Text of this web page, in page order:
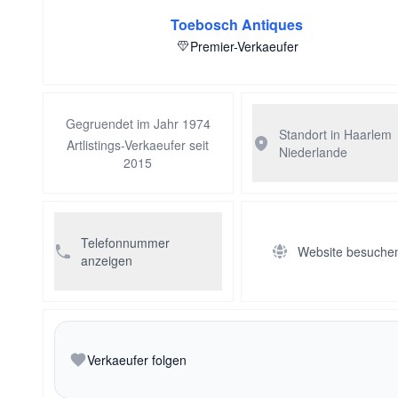
Toebosch Antiques
Premier-Verkaeufer
Gegruendet im Jahr 1974
Artlistings-Verkaeufer seit
2015
Standort in Haarlem
Niederlande
Telefonnummer
anzeigen
Website
Verkaeufer folgen